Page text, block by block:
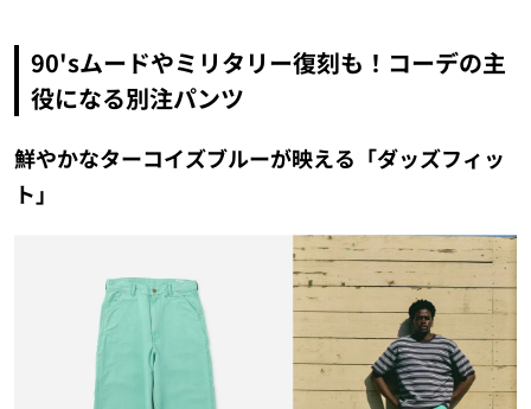
90'sムードやミリタリー復刻も！コーデの主
役になる別注パンツ
鮮やかなターコイズブルーが映える「ダッズフィッ
ト」